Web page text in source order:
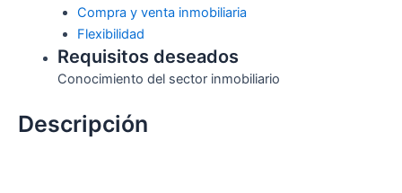
Compra y venta inmobiliaria
Flexibilidad
Requisitos deseados
Conocimiento del sector inmobiliario
Descripción